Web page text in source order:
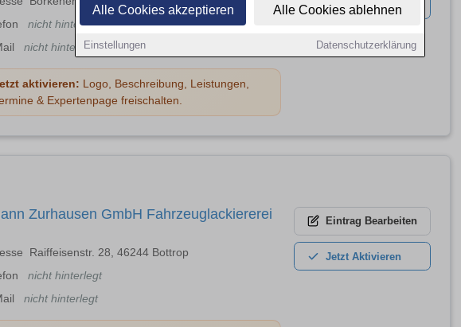
Alle Cookies akzeptieren Alle Cookies ablehnen
Einstellungen Datenschutzerklärung
nicht hinterlegt
nicht hinterlegt
aktivieren: Logo, Beschreibung, Leistungen,
& Expertenpage freischalten.
Jetzt Aktivieren
Zurhausen GmbH Fahrzeuglackiererei
Raiffeisenstr. 28, 46244 Bottrop
nicht hinterlegt
nicht hinterlegt
Eintrag Bearbeiten
Jetzt Aktivieren